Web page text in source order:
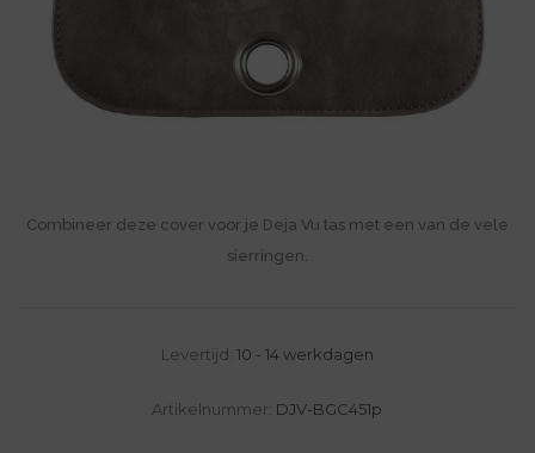
Combineer deze cover voor je Deja Vu tas met een van de vele
sierringen.
Levertijd: 10 - 14 werkdagen
Artikelnummer: DJV-BGC451p